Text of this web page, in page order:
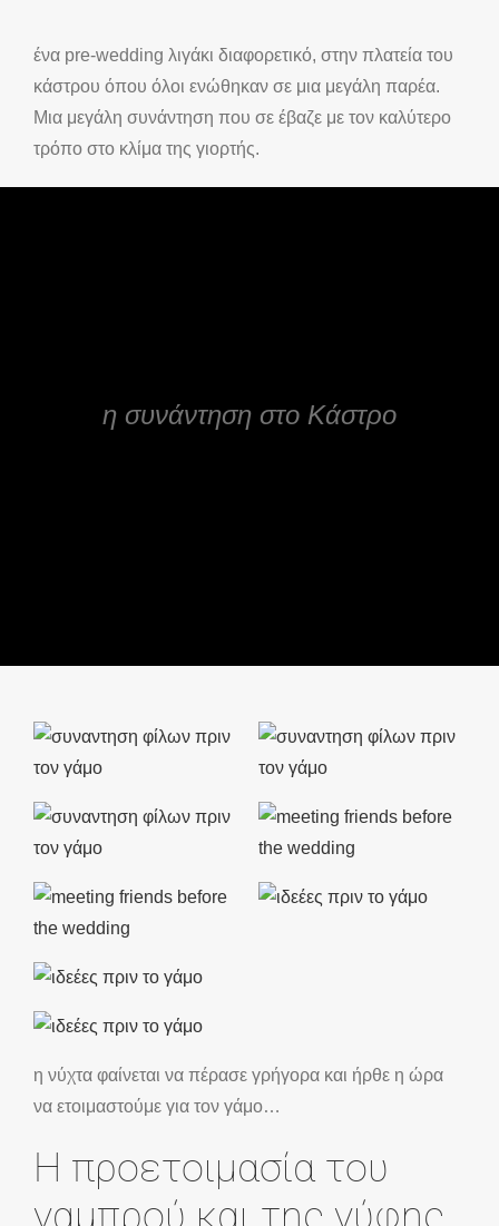
ένα pre-wedding λιγάκι διαφορετικό, στην πλατεία του
κάστρου όπου όλοι ενώθηκαν σε μια μεγάλη παρέα.
Μια μεγάλη συνάντηση που σε έβαζε με τον καλύτερο
τρόπο στο κλίμα της γιορτής.
η συνάντηση στο Κάστρο
η νύχτα φαίνεται να πέρασε γρήγορα και ήρθε η ώρα
να ετοιμαστούμε για τον γάμο…
Η προετοιμασία του
γαμπρού και της νύφης